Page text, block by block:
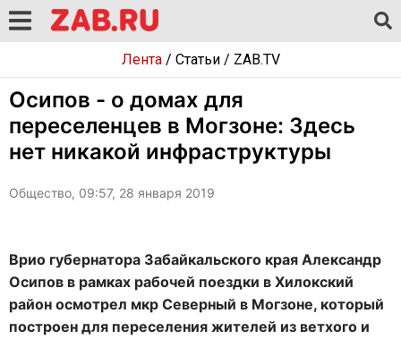
Лента/ Статьи/ ZAB.TV
Осипов - о домах для
переселенцев в Могзоне: Здесь
нет никакой инфраструктуры
Общество, 09:57, 28 января 2019
Врио губернатора Забайкальского края Александр
Осипов в рамках рабочей поездки в Хилокский
район осмотрел мкр Северный в Могзоне, который
построен для переселения жителей из ветхого и